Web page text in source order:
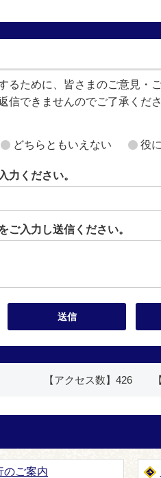
るために、皆さまのご意見・
信できませんのでご了承くださ
どちらともいえない 役
力ください。
ご入力し送信ください。
【アクセス数】 426
のご案内